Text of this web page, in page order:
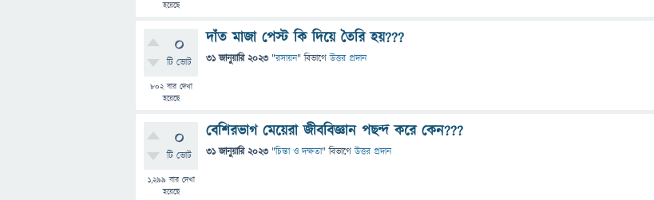
হয়েছে
0
টি ভোট
802বার দেখা
হয়েছে
দাঁত মাজা পেস্ট কি দিয়ে তৈরি হয়???
31 জানুয়ারি 2023 "রসায়ন" বিভাগে উত্তর প্রদান
0
টি ভোট
1,299 বার দেখা
হয়েছে
বেশিরভাগ মেয়েরা জীববিজ্ঞান পছন্দ করে কেন???
31 জানুয়ারি 2023 "চিন্তা ও দক্ষতা" বিভাগে উত্তর প্রদান